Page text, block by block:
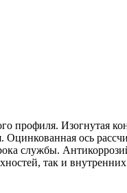
профиля. Изогнутая
ось
службы.
так и